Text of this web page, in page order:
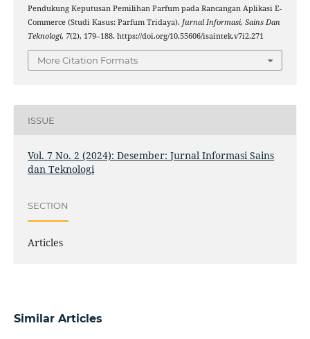
Pendukung Keputusan Pemilihan Parfum pada Rancangan Aplikasi E-
Commerce (Studi Kasus: Parfum Tridaya). Jurnal Informasi, Sains Dan
Teknologi, 7(2), 179–188. https://doi.org/10.55606/isaintek.v7i2.271
More Citation Formats
ISSUE
Vol. 7 No. 2 (2024): Desember: Jurnal Informasi Sains
dan Teknologi
SECTION
Articles
Similar Articles